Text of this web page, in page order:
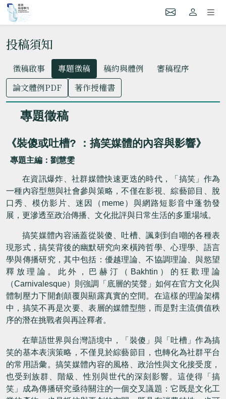
投稿須知
徵稿啟事 專題徵稿 稿約與體例
審稿程序
論文體例PDF
著作授權書
專題徵稿
《裝傻或吐槽? ：搞笑媒體的內容與影響》
專題主編：劉慧雯
在資訊爆炸、社群媒體快速更迭的時代，「搞笑」作為
一種內容型態與社會參與策略，不僅在影視、綜藝節目、脫
口秀、模仿影片、迷因（ meme）與網路短影音中蓬勃發
展，更滲透至政治傳播、文化批評與日常生活的多重場域。
搞笑媒體內容涵蓋從裝傻、吐槽、諷刺到自嘲的各種表
現形式，搞笑背後的幽默研究向來橫跨哲學、心理學、語言
學與傳播研究，其中包括：優越理論、不協調理論、與慾望
釋放理論。此外，巴赫汀（ Bakhtin ）的狂歡理論
（Carnivalesque）則強調「底層的笑聲」如何在官方文化與
體制壓力下開創顛覆與顯露真實的空間。在這樣的理論架構
中，搞笑不再是次要、表層的媒體型態，而是對主流價值秩
序的潛在挑戰者與再詮釋者。
在華語世界與台灣語境中，「裝傻」與「吐槽」作為搞
笑的基本表演策略，不僅見於綜藝節目，也轉化為社群平台
的常用語彙。搞笑媒體內容的風格、政治性與文化接受度，
也受到族群、階級、性別與世代的深刻影響。這使得「搞
笑」成為傳播研究亟待關注的一個交叉議題：它既是文化工